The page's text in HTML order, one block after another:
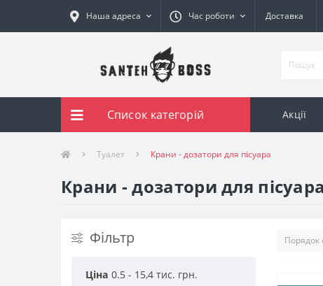
Наша адреса Час роботи Доставка
Список категорій Акції
Туалет Крани - дозатори для пісуара
Крани - дозатори для
Фільтр
0.5 - 15,4 тис. грн.
Ціна